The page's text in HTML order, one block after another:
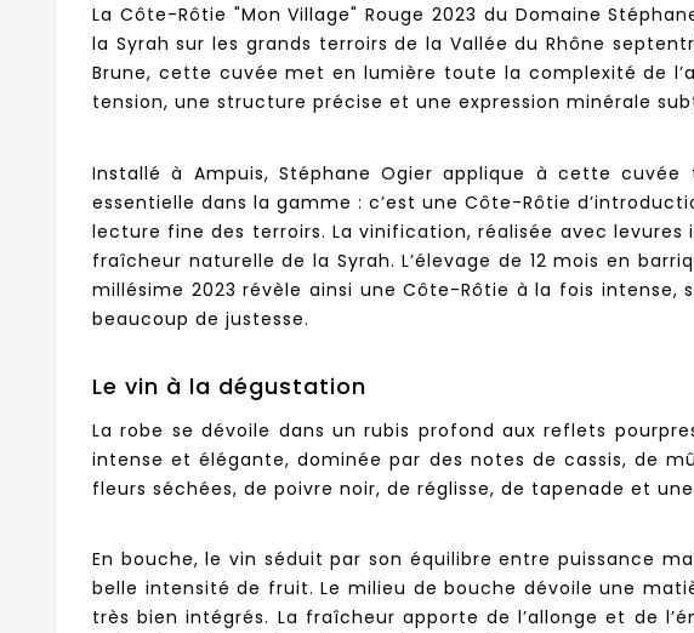
La Côte-Rôtie "Mon Village" Rouge 2023 du Domaine
la Syrah sur les grands terroirs de la Vallée du Rhône
Brune, cette cuvée met en lumière toute la complexité de
tension, une structure précise et une expression minérale
Installé à Ampuis, Stéphane Ogier applique à cette
essentielle dans la gamme : c’est une Côte-Rôtie
lecture fine des terroirs. La vinification, réalisée avec
fraîcheur naturelle de la Syrah. L’élevage de 12 mois en
millésime 2023 révèle ainsi une Côte-Rôtie à la fois
beaucoup de justesse.
Le vin à la dégustation
La robe se dévoile dans un rubis profond aux reflets
intense et élégante, dominée par des notes de cassis, de
fleurs séchées, de poivre noir, de réglisse, de tapenade et
En bouche, le vin séduit par son équilibre entre puissance
belle intensité de fruit. Le milieu de bouche dévoile une
très bien intégrés. La fraîcheur apporte de l’allonge et de